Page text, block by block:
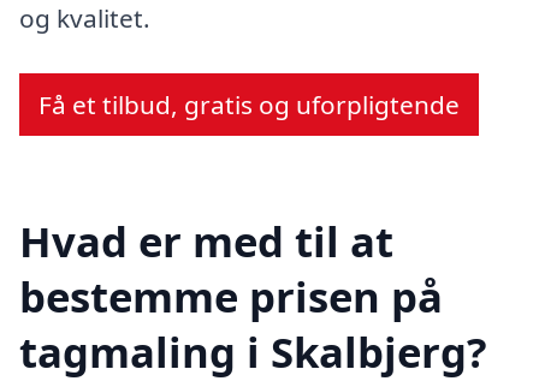
og kvalitet.
Få et tilbud, gratis og uforpligtende
Hvad er med til at
bestemme prisen på
tagmaling i Skalbjerg?